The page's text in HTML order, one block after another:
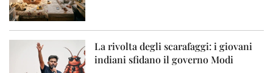
La rivolta degli scarafaggi: i giovani
indiani sfidano il governo Modi